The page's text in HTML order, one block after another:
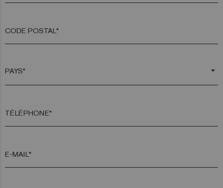
CODE POSTAL*
arrow_drop_down
TÉLÉPHONE*
E-MAIL*